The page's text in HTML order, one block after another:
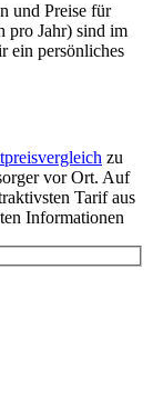
und Preise für
pro Jahr) sind im
ein persönliches
zu
vor Ort. Auf
Tarif aus
Informationen